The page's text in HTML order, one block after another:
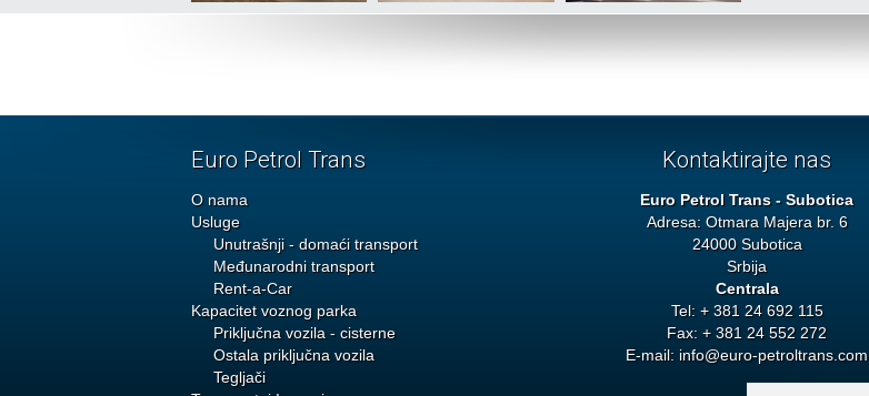
Euro Petrol Trans
O nama
Usluge
Unutrašnji - domaći transport
Međunarodni transport
Rent-a-Car
Kapacitet voznog parka
Priključna vozila - cisterne
Ostala priključna vozila
Tegljači
Kontaktirajte nas
Euro Petrol Trans - Subotica
Adresa: Otmara Majera br. 6
24000 Subotica
Srbija
Centrala
Tel: + 381 24 692 115
Fax: + 381 24 552 272
E-mail: info@euro-petroltrans.com